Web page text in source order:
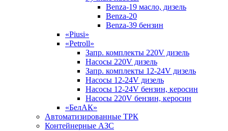
Benza-19 масло, дизель
Benza-20
Benza-39 бензин
«Piusi»
«Petroll»
Запр. комплекты 220V дизель
Насосы 220V дизель
Запр. комплекты 12-24V дизель
Насосы 12-24V дизель
Насосы 12-24V бензин, керосин
Насосы 220V бензин, керосин
«БелАК»
Автоматизированные ТРК
Контейнерные АЗС